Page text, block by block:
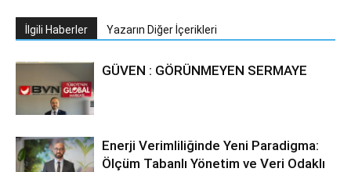
İlgili Haberler Yazarın Diğer İçerikleri
GÜVEN : GÖRÜNMEYEN SERMAYE
Enerji Verimliliğinde Yeni Paradigma:
Ölçüm Tabanlı Yönetim ve Veri Odaklı